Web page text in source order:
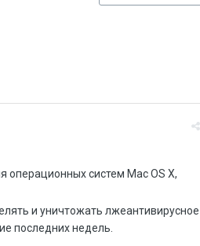
операционных систем Mac OS X,
и уничтожать лжеантивирусное
последних недель.